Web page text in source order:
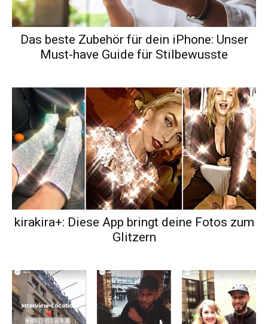
Das beste Zubehör für dein iPhone: Unser
Must-have Guide für Stilbewusste
kirakira+: Diese App bringt deine Fotos zum
Glitzern